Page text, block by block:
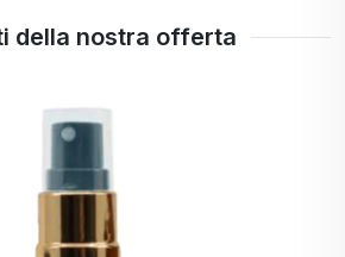
della nostra offerta